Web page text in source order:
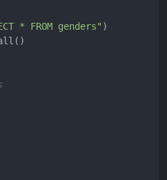
* FROM genders" )